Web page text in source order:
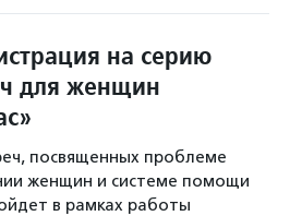
на серию
для женщин
посвященных проблеме
женщин и системе помощи
в рамках работы